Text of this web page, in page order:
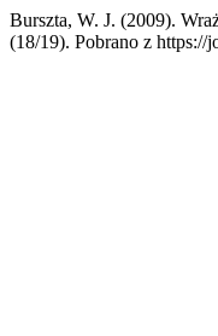
Burszta, W. J. (2009).
(18/19). Pobrano z